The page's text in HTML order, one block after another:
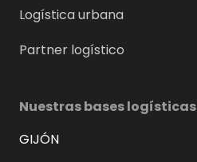
Logística urbana
Partner logístico
Nuestras bases logísticas
GIJÓN